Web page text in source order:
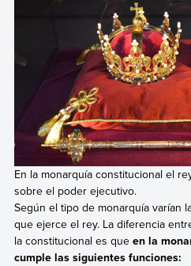
En la monarquía constitucional el
sobre el poder ejecutivo.
Según el tipo de monarquía varían
que ejerce el rey. La diferencia
la constitucional es que en la
cumple las siguientes funciones: